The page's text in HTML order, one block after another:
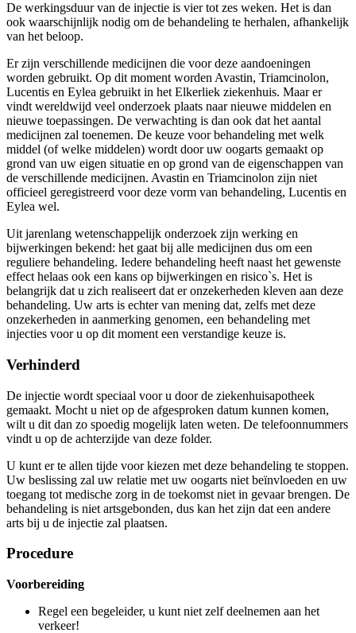
De werkingsduur van de injectie is vier tot zes weken. Het is dan
ook waarschijnlijk nodig om de behandeling te herhalen, afhankelijk
van het beloop.
Er zijn verschillende medicijnen die voor deze aandoeningen
worden gebruikt. Op dit moment worden Avastin, Triamcinolon,
Lucentis en Eylea gebruikt in het Elkerliek ziekenhuis. Maar er
vindt wereldwijd veel onderzoek plaats naar nieuwe middelen en
nieuwe toepassingen. De verwachting is dan ook dat het aantal
medicijnen zal toenemen. De keuze voor behandeling met welk
middel (of welke middelen) wordt door uw oogarts gemaakt op
grond van uw eigen situatie en op grond van de eigenschappen van
de verschillende medicijnen. Avastin en Triamcinolon zijn niet
officieel geregistreerd voor deze vorm van behandeling, Lucentis en
Eylea wel.
Uit jarenlang wetenschappelijk onderzoek zijn werking en
bijwerkingen bekend: het gaat bij alle medicijnen dus om een
reguliere behandeling. Iedere behandeling heeft naast het gewenste
effect helaas ook een kans op bijwerkingen en risico`s. Het is
belangrijk dat u zich realiseert dat er onzekerheden kleven aan deze
behandeling. Uw arts is echter van mening dat, zelfs met deze
onzekerheden in aanmerking genomen, een behandeling met
injecties voor u op dit moment een verstandige keuze is.
Verhinderd
De injectie wordt speciaal voor u door de ziekenhuisapotheek
gemaakt. Mocht u niet op de afgesproken datum kunnen komen,
wilt u dit dan zo spoedig mogelijk laten weten. De telefoonnummers
vindt u op de achterzijde van deze folder.
U kunt er te allen tijde voor kiezen met deze behandeling te stoppen.
Uw beslissing zal uw relatie met uw oogarts niet beïnvloeden en uw
toegang tot medische zorg in de toekomst niet in gevaar brengen. De
behandeling is niet artsgebonden, dus kan het zijn dat een andere
arts bij u de injectie zal plaatsen.
Procedure
Voorbereiding
Regel een begeleider, u kunt niet zelf deelnemen aan het
verkeer!